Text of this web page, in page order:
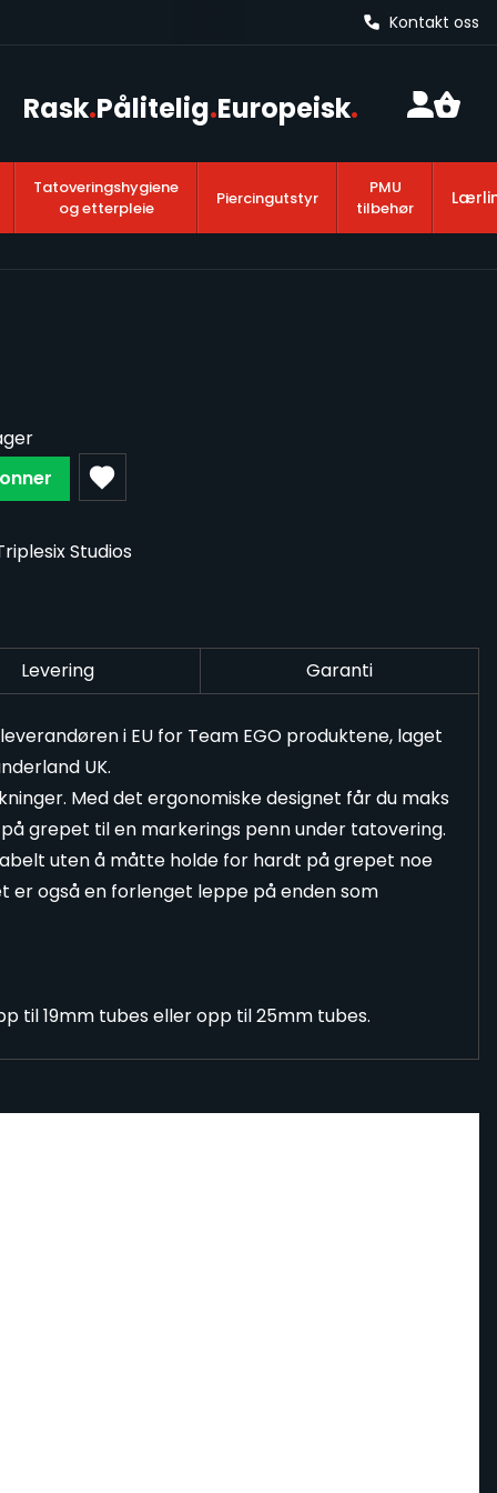
Kontakt oss
Rask.Pålitelig.Europeisk.
Tatoveringshygiene
og etterpleie
Piercingutstyr
PMU
tilbehør
Studios
Levering Garanti
i EU for Team EGO produktene, laget
UK.
Med det ergonomiske designet får du maks
grepet til en markerings penn under tatovering.
uten å måtte holde for hardt på grepet noe
er også en forlenget leppe på enden som
til 19mm tubes eller opp til 25mm tubes.